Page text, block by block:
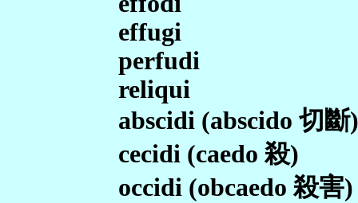
effugi
perfudi
reliqui
abscidi (abscido 切斷)
cecidi (caedo 殺)
occidi (obcaedo 殺害)